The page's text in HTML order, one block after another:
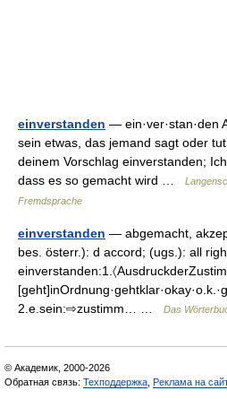
einverstanden — ein·ver·stan·den
sein etwas, das jemand sagt oder
deinem Vorschlag einverstanden;
dass es so gemacht wird …
Fremdsprache
einverstanden — abgemacht,
bes. österr.): d accord; (ugs.): all
2.e.sein:⇨zustimm… …
Das
© Академик, 2000-2026
Обратная связь: Техподдержка Реклама на